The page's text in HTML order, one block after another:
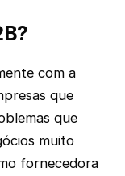
com a
que
que
muito
fornecedora